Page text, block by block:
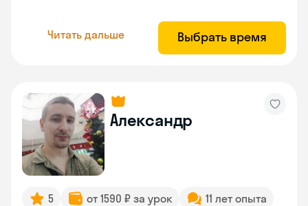
Читать дальше Выбрать время
Александр
5 от 1590 ₽ за урок
11 лет опыта